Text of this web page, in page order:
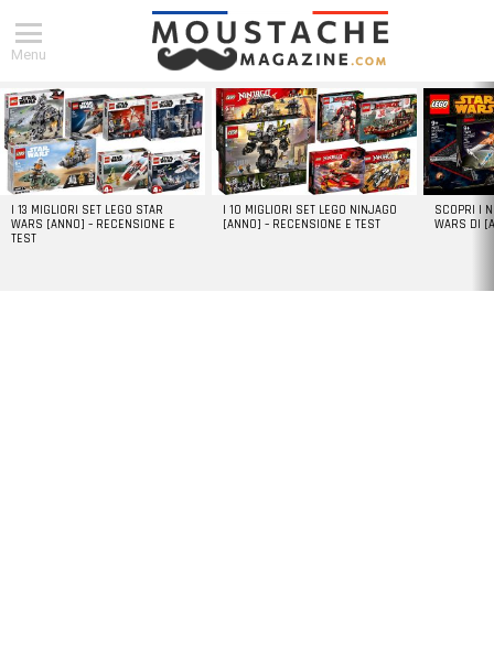
Menu
DERNIERS
ARTICLES
I 13 MIGLIORI SET LEGO STAR
WARS [ANNO] – RECENSIONE E
TEST
I 10 MIGLIORI SET LEGO NINJAGO
[ANNO] – RECENSIONE E TEST
SCOPRI I
WARS DI